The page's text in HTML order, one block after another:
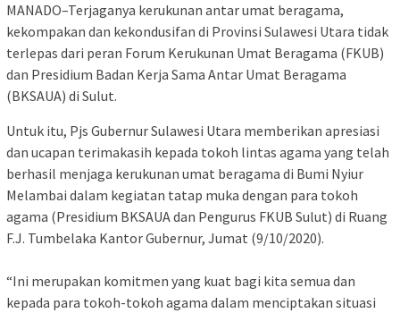
MANADO–Terjaganya kerukunan antar umat beragama,
kekompakan dan kekondusifan di Provinsi Sulawesi Utara tidak
terlepas dari peran Forum Kerukunan Umat Beragama (FKUB)
dan Presidium Badan Kerja Sama Antar Umat Beragama
(BKSAUA) di Sulut.
Untuk itu, Pjs Gubernur Sulawesi Utara memberikan apresiasi
dan ucapan terimakasih kepada tokoh lintas agama yang telah
berhasil menjaga kerukunan umat beragama di Bumi Nyiur
Melambai dalam kegiatan tatap muka dengan para tokoh
agama (Presidium BKSAUA dan Pengurus FKUB Sulut) di Ruang
F.J. Tumbelaka Kantor Gubernur, Jumat (9/10/2020).
“Ini merupakan komitmen yang kuat bagi kita semua dan
kepada para tokoh-tokoh agama dalam menciptakan situasi